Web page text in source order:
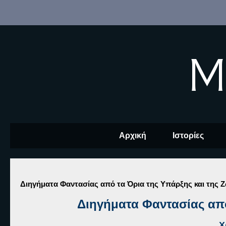
Αρχική Ιστορίες
Διηγήματα Φαντασίας από τα Όρια της Υπάρξης και της
Διηγήματα Φαντασίας